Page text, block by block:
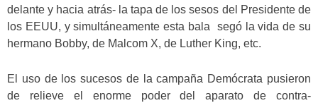
delante y hacia atrás- la tapa de los sesos del Presidente de
los EEUU, y simultáneamente esta bala segó la vida de su
hermano Bobby, de Malcom X, de Luther King, etc.
El uso de los sucesos de la campaña Demócrata pusieron
de relieve el enorme poder del aparato de contra-